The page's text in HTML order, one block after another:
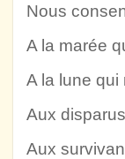
Nous
A la marée
A la lune qui
Aux
Aux